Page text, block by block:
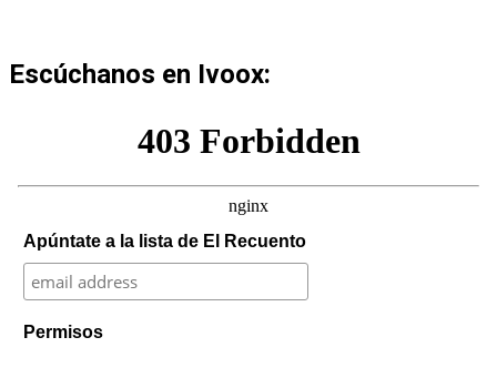
Escúchanos en Ivoox:
Apúntate a la lista de El Recuento
Permisos